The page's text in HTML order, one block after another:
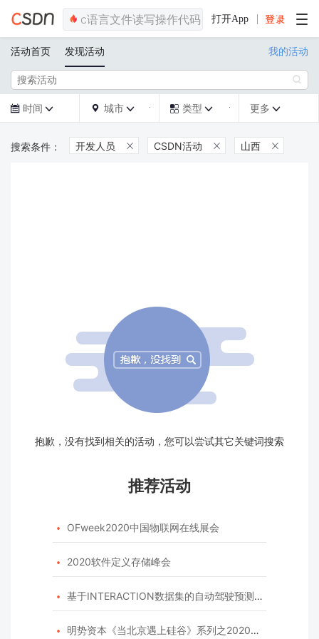
打开App
活动首页 发现活动 我的活动

 时间   城市   类型  更多 
开发人员  CSDN活动  山西 
抱歉，没有找到相关的活动，您可以尝试其它关键词搜索
推荐活动
 OFweek2020中国物联网在线展会
 2020软件定义存储峰会
 基于INTERACTION数据集的自动驾驶预测模型挑战赛
 明势资本《当北京遇上硅谷》系列之2020年度开源峰会